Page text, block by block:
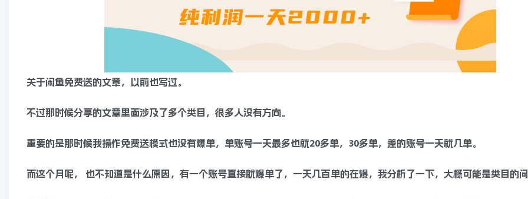
关于闲鱼免费送的文章，以前也写过。
不过那时候分享的文章里面涉及了多个类目，很多人没有方向。
重要的是那时候我操作免费送模式也没有爆单，单账号一天最多也就20多单，30多单，差的账号一天就几单。
而这个月呢， 也不知道是什么原因，有一个账号直接就爆单了，一天几百单的在爆，我分析了一下，大概可能是类目的